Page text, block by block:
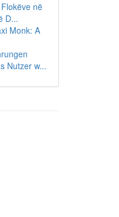
në
D...
Monk: A
Nutzer w...